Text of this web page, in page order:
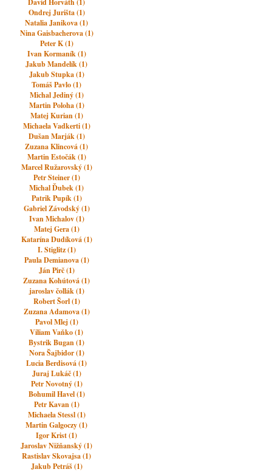
David Horváth (1)
Ondrej Jurišta (1)
Natalia Janikova (1)
Nina Gaisbacherova (1)
Peter K (1)
Ivan Kormaník (1)
Jakub Mandelík (1)
Jakub Stupka (1)
Tomáš Pavlo (1)
Michal Jediný (1)
Martin Poloha (1)
Matej Kurian (1)
Michaela Vadkerti (1)
Dušan Marják (1)
Zuzana Klincová (1)
Martin Estočák (1)
Marcel Ružarovský (1)
Petr Steiner (1)
Michal Ďubek (1)
Patrik Pupík (1)
Gabriel Závodský (1)
Ivan Michalov (1)
Matej Gera (1)
Katarína Dudíková (1)
I. Stiglitz (1)
Paula Demianova (1)
Ján Pirč (1)
Zuzana Kohútová (1)
jaroslav čollák (1)
Robert Šorl (1)
Zuzana Adamova (1)
Pavol Mlej (1)
Viliam Vaňko (1)
Bystrik Bugan (1)
Nora Šajbidor (1)
Lucia Berdisová (1)
Juraj Lukáč (1)
Petr Novotný (1)
Bohumil Havel (1)
Petr Kavan (1)
Michaela Stessl (1)
Martin Galgoczy (1)
Igor Krist (1)
Jaroslav Nižňanský (1)
Rastislav Skovajsa (1)
Jakub Petráš (1)